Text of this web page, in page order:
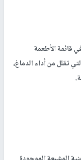
قائمة الأطعمة
تقلل من أداء الدماغ،